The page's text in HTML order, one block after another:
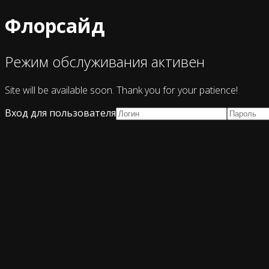
Флорсайд
Режим обслуживания активен
Site will be available soon. Thank you for your patience!
Вход для пользователя